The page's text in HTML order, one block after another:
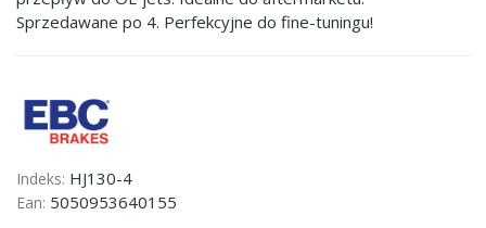
Sprzedawane po 4. Perfekcyjne do fine-tuningu!
Indeks: HJ130-4
Ean: 5050953640155